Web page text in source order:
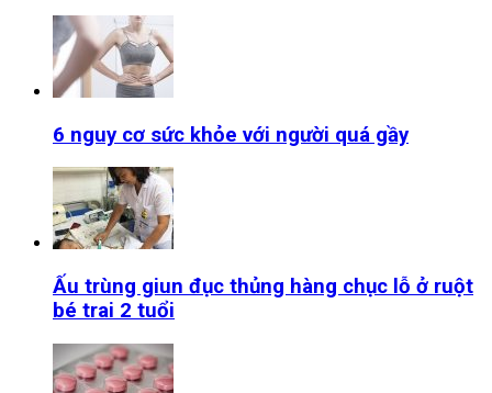
6 nguy cơ sức khỏe với người quá gầy
Ấu trùng giun đục thủng hàng chục lỗ ở ruột
bé trai 2 tuổi